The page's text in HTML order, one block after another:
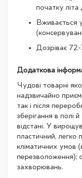
початку літа
Вживається
Дозріває 72-
Додаткова
Чудові товарні
надзвичайно
так і після
зберігання в полі
відстані. У
пластичний, легко
кліматичних умов
перезволоження);
захворювань.